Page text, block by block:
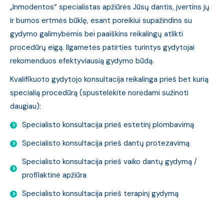
„Inmodentos“ specialistas apžiūrės Jūsų dantis, įvertins jų
ir burnos ertmės būklę, esant poreikiui supažindins su
gydymo galimybėmis bei paaiškins reikalingų atlikti
procedūrų eigą. Ilgametės patirties turintys gydytojai
rekomenduos efektyviausią gydymo būdą.
Kvalifikuoto gydytojo konsultacija reikalinga prieš bet kurią
specialią procedūrą (spustelėkite norėdami sužinoti
daugiau):
Specialisto konsultacija prieš estetinį plombavimą
Specialisto konsultacija prieš dantų protezavimą
Specialisto konsultacija prieš vaiko dantų gydymą /
profilaktinė apžiūra
Specialisto konsultacija prieš terapinį gydymą